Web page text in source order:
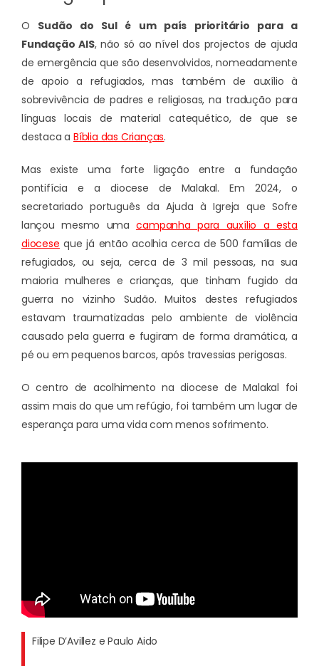
O Sudão do Sul é um país prioritário para a
Fundação AIS, não só ao nível dos projectos de ajuda
de emergência que são desenvolvidos, nomeadamente
de apoio a refugiados, mas também de auxílio à
sobrevivência de padres e religiosas, na tradução para
línguas locais de material catequético, de que se
destaca a Bíblia das Crianças.
Mas existe uma forte ligação entre a fundação
pontifícia e a diocese de Malakal. Em 2024, o
secretariado português da Ajuda à Igreja que Sofre
lançou mesmo umacampanha para auxílio a esta
diocese que já então acolhia cerca de 500 famílias de
refugiados, ou seja, cerca de 3 mil pessoas, na sua
maioria mulheres e crianças, que tinham fugido da
guerra no vizinho Sudão. Muitos destes refugiados
estavam traumatizadas pelo ambiente de violência
causado pela guerra e fugiram de forma dramática, a
pé ou em pequenos barcos, após travessias perigosas.
O centro de acolhimento na diocese de Malakal foi
assim mais do que um refúgio, foi também um lugar de
esperança para uma vida com menos sofrimento.
Filipe D’Avillez e Paulo Aido